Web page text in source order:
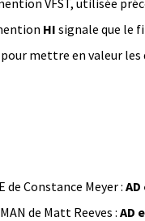
VFST, utilisée
HI signale que le
mettre en valeur les
de Constance Meyer : AD
de Matt Reeves : AD